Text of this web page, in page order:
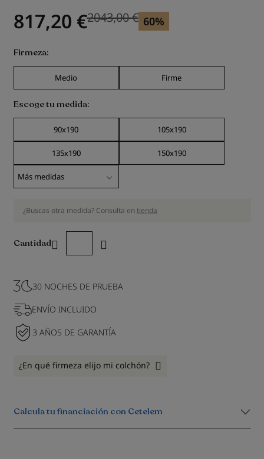
817,20 € Precio anterior
2043,00 € 60%
Firmeza
Medio Firme
Escoge tu medida
90x190 105x190
135x190 150x190
¿Buscas otra medida? Consulta en tienda
Cantidad
30 NOCHES DE PRUEBA
ENVÍO INCLUIDO
3 AÑOS DE GARANTÍA
¿En qué firmeza elijo mi colchón?
Calcula tu financiación con Cetelem
imágenes